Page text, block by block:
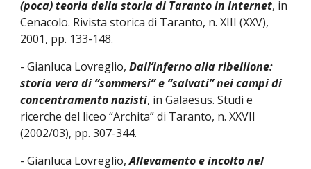
(poca) teoria della storia di Taranto in Internet, in
Cenacolo. Rivista storica di Taranto, n. XIII (XXV),
2001, pp. 133-148.
- Gianluca Lovreglio,Dall’inferno alla ribellione:
storia vera di “sommersi” e “salvati” nei campi di
concentramento nazisti, in Galaesus. Studi e
ricerche del liceo “Archita” di Taranto, n. XXVII
(2002/03), pp. 307-344.
- Gianluca Lovreglio,Allevamento e incolto nel